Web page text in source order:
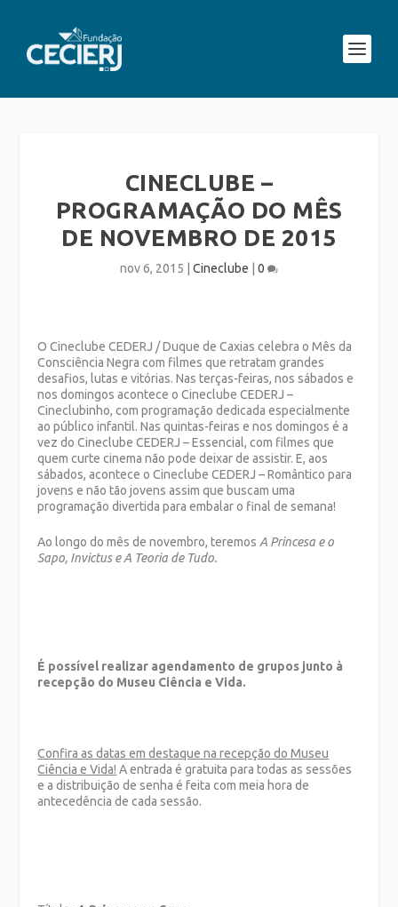
CINECLUBE –
PROGRAMAÇÃO DO MÊS
DE NOVEMBRO DE 2015
nov 6, 2015 Cineclube 0
O Cineclube CEDERJ / Duque de Caxias celebra o Mês da
Consciência Negra com filmes que retratam grandes
desafios, lutas e vitórias. Nas terças-feiras, nos sábados e
nos domingos acontece o Cineclube CEDERJ –
Cineclubinho, com programação dedicada especialmente
ao público infantil. Nas quintas-feiras e nos domingos é a
vez do Cineclube CEDERJ – Essencial, com filmes que
quem curte cinema não pode deixar de assistir. E, aos
sábados, acontece o Cineclube CEDERJ – Romântico para
jovens e não tão jovens assim que buscam uma
programação divertida para embalar o final de semana!
Ao longo do mês de novembro, teremosA Princesa e o
Sapo, Invictus e A Teoria de Tudo.
É possível realizar agendamento de grupos junto à
recepção do Museu Ciência e Vida.
Confira as datas em destaque na recepção do Museu
Ciência e Vida! A entrada é gratuita para todas as sessões
e a distribuição de senha é feita com meia hora de
antecedência de cada sessão.